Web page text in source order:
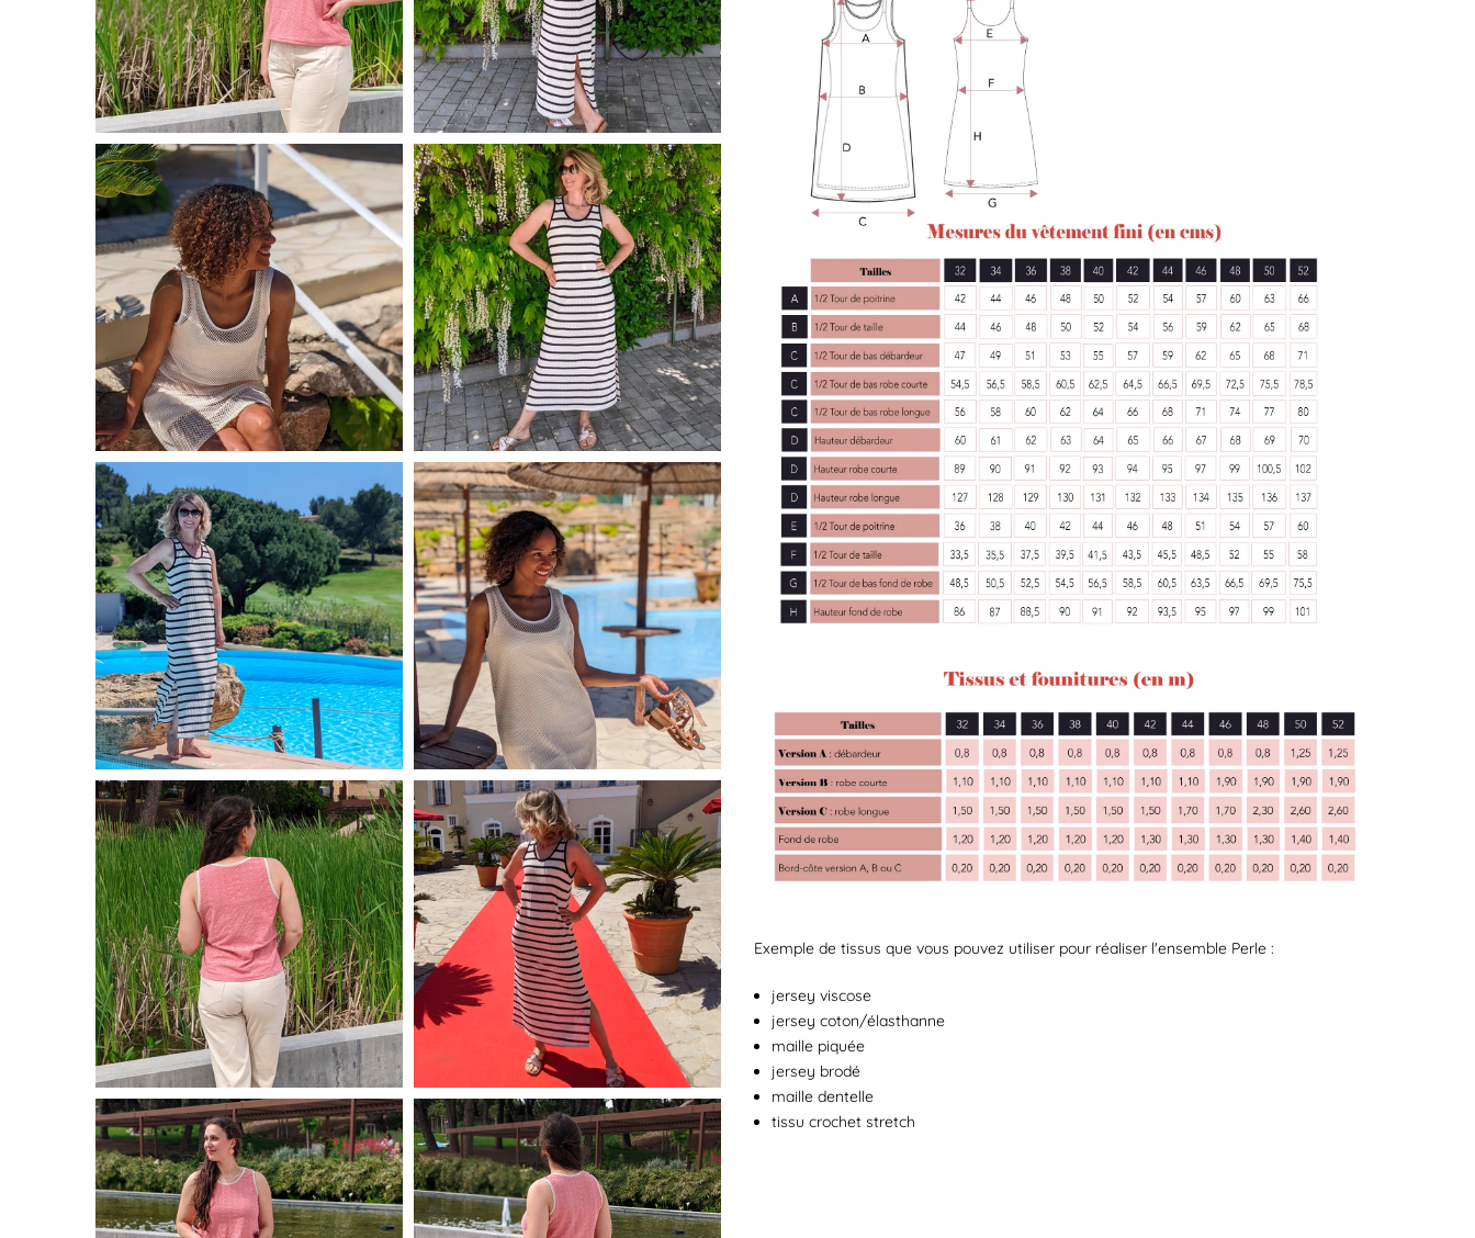
Exemple de tissus que vous pouvez utiliser pour réaliser l'ensemble Perle :
jersey viscose
jersey coton/élasthanne
maille piquée
jersey brodé
maille dentelle
tissu crochet stretch